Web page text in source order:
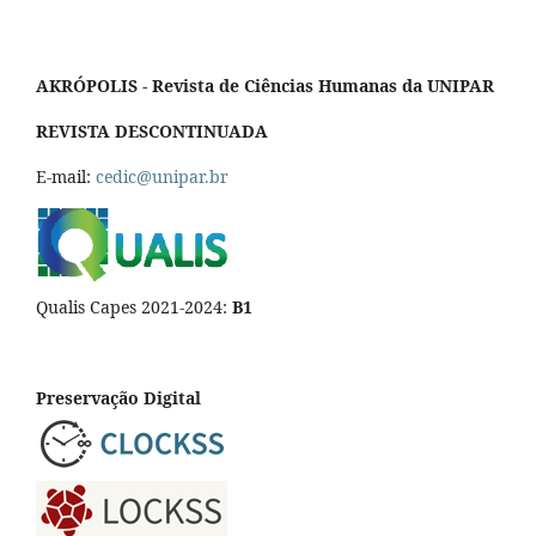
AKRÓPOLIS - Revista de Ciências Humanas da UNIPAR
REVISTA DESCONTINUADA
E-mail: cedic@unipar.br
Qualis Capes 2021-2024: B1
Preservação Digital